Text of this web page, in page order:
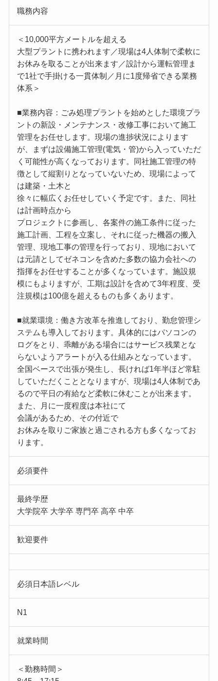
職務内容
＜10,000平方メートルを超える
大型プラントに携われます／現場は4人体制で柔軟に
お休みを取ることが出来ます／設計から運転管理ま
で1社で手掛ける一貫体制／月に1度帰省できる業務
体系＞
■業務内容：ごみ処理プラントを始めとした環境プラ
ントの新設・メンテナンス・改修工事において施工
管理をお任せします。現場の進捗状況によります
が、まずは設備施工管理(電気・管)から入っていただ
く可能性が高くなっております。同社施工管理の特
徴として縦割りとなっていないため、現場によって
は建築・土木と
徐々に幅広くお任せしていく予定です。また、同社
は計画時点から
プロジェクトに参画し、各案件の施工条件に従った
施工計画、工程を立案し、それに従った機器の搬入
管理、現地工事の管理を行っており、現地において
は元請としてゼネコンを含めた多数の協力会社への
指揮をお任せすることが多くなっています。施設規
模にもよりますが、工期は設計を含めて3年程度、受
注規模は100億を超えるものも多くあります。
■就業環境：働き方改革を推進しており、勤怠管理シ
ステムも導入しております。具体的にはパソコンの
ログをとり、乖離がある場合にはサービス残業とな
らないようアラートが入る仕組みとなっています。
全国ベースで出張が発生し、長ければ1年半ほど常駐
していただくこととなりますが、現場は4人体制であ
るので平日の有給など柔軟に休むことが出来ます。
また、月に一度程度は本社にて
会議があるため、その付近で
お休みを取りご家族と過ごされる方も多くなってお
ります。
必須要件
最終学歴
大学院卒 大学卒 専門卒 高卒 中卒
歓迎要件
必須日本語レベル
N1
就業時間
＜勤務時間＞